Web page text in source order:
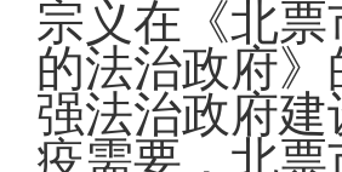
宗义在《北
的法治政府
强法治政府
疫需要，北